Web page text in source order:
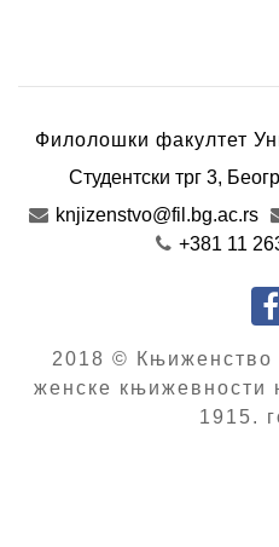
Филолошки факултет
Студентски трг 3,
knjizenstvo@fil.bg.ac.rs
+381 11
2018 © Књиженство
женске књижевности
1915.